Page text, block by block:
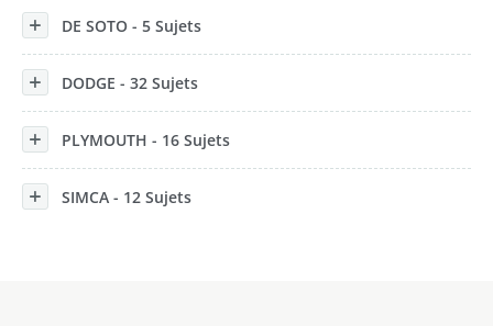
DE SOTO - 5 Sujets
DODGE - 32 Sujets
PLYMOUTH - 16 Sujets
SIMCA - 12 Sujets